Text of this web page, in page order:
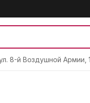
8-й Воздушной Армии,